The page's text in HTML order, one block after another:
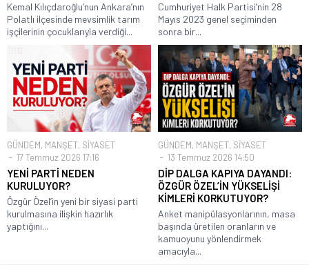
Kemal Kılıçdaroğlu’nun Ankara’nın
Polatlı ilçesinde mevsimlik tarım
işçilerinin çocuklarıyla verdiği...
Cumhuriyet Halk Partisi’nin 28
Mayıs 2023 genel seçiminden
sonra bir...
GÜNDEM, MANŞET, SİYASET
17 Temmuz 2026 17:16
YENİ PARTİ NEDEN
KURULUYOR?
Özgür Özel’in yeni bir siyasi parti
kurulmasına ilişkin hazırlık
yaptığını...
GÜNDEM, MANŞET, SİYASET
13 Temmuz 2026 14:50
DİP DALGA KAPIYA DAYANDI:
ÖZGÜR ÖZEL’İN YÜKSELİŞİ
KİMLERİ KORKUTUYOR?
Anket manipülasyonlarının, masa
başında üretilen oranların ve
kamuoyunu yönlendirmek
amacıyla...